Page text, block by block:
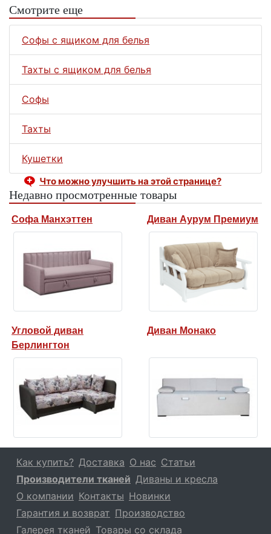
Смотрите еще
Софы с ящиком для белья
Тахты с ящиком для белья
Софы
Тахты
Кушетки
Что можно улучшить на этой странице?
Недавно просмотренные товары
Софа Манхэттен Диван Аурум Премиум
Угловой диван
Берлингтон
Диван Монако
Как купить? Доставка О нас Статьи
Производители тканей Диваны и кресла
О компании Контакты Новинки
Гарантия и возврат Производство
Галерея тканей Товары со склада